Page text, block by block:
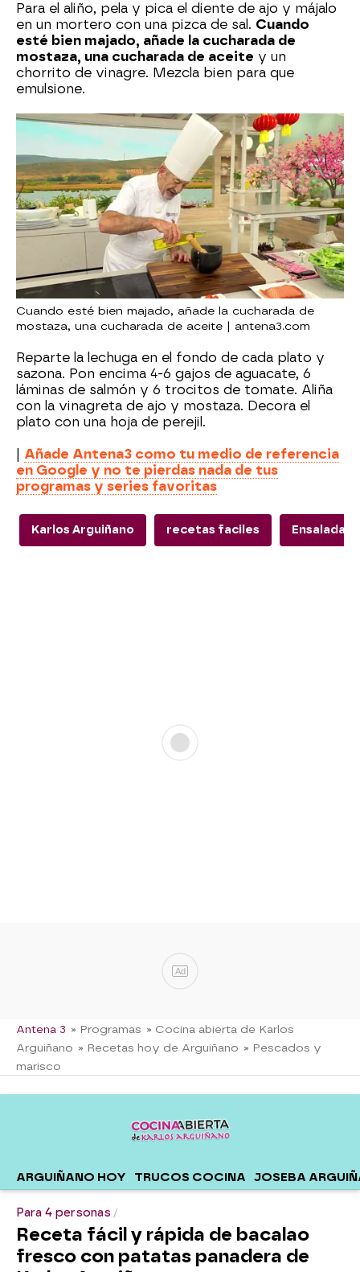
Para el aliño, pela y pica el diente de ajo y májalo
en un mortero con una pizca de sal. Cuando
esté bien majado, añade la cucharada de
mostaza, una cucharada de aceite y un
chorrito de vinagre. Mezcla bien para que
emulsione.
Cuando esté bien majado, añade la cucharada de
mostaza, una cucharada de aceite | antena3.com
Reparte la lechuga en el fondo de cada plato y
sazona. Pon encima 4-6 gajos de aguacate, 6
láminas de salmón y 6 trocitos de tomate. Aliña
con la vinagreta de ajo y mostaza. Decora el
plato con una hoja de perejil.
Añade Antena3 como tu medio de referencia
en Google y no te pierdas nada de tus
programas y series favoritas
Karlos Arguiñano recetas faciles Ensalada
Ad
Antena 3 » Programas » Cocina abierta de Karlos
Arguiñano » Recetas hoy de Arguiñano » Pescados y
marisco